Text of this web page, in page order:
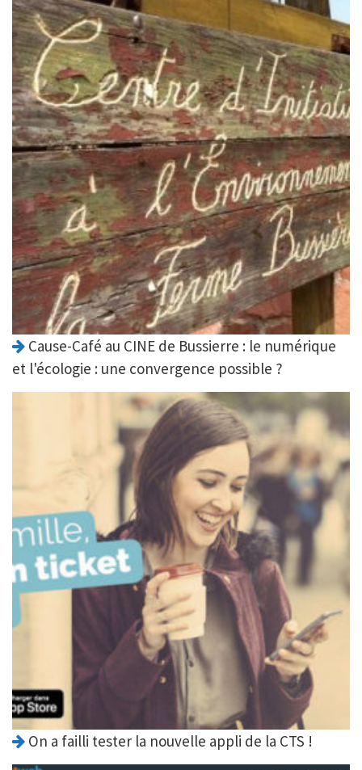
Cause-Café au CINE de Bussierre : le numérique
et l'écologie : une convergence possible ?
On a failli tester la nouvelle appli de la CTS !